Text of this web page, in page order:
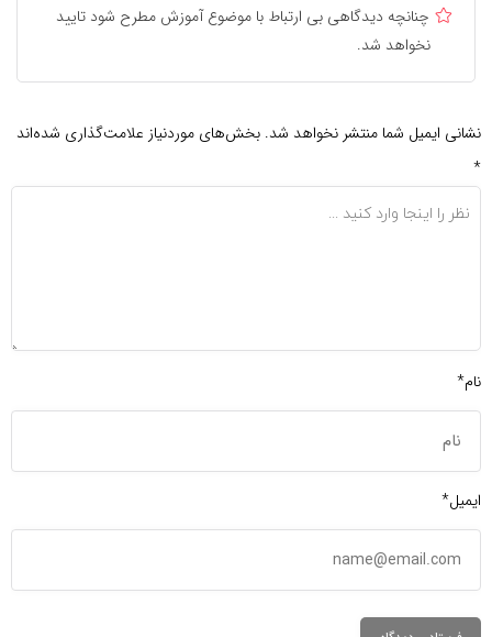
چنانچه دیدگاهی بی ارتباط با موضوع آموزش مطرح شود تایید
نخواهد شد.
نشانی ایمیل شما منتشر نخواهد شد. بخش‌های موردنیاز علامت‌گذاری شده‌اند
*
نام*
ایمیل*